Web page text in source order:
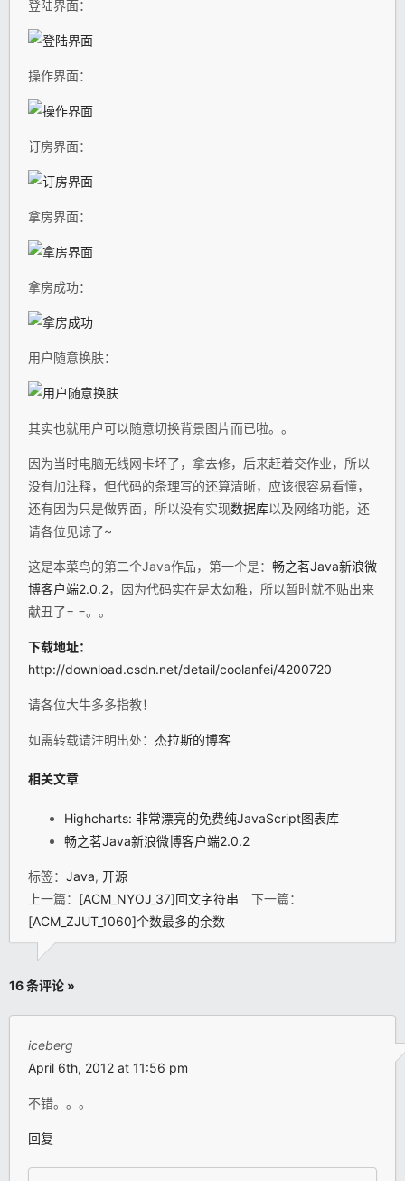
登陆界面：
操作界面：
订房界面：
拿房界面：
拿房成功：
用户随意换肤：
其实也就用户可以随意切换背景图片而已啦。。
因为当时电脑无线网卡坏了，拿去修，后来赶着交作业，所以
没有加注释，但代码的条理写的还算清晰，应该很容易看懂，
还有因为只是做界面，所以没有实现数据库以及网络功能，还
请各位见谅了~
这是本菜鸟的第二个Java作品，第一个是： 畅之茗Java新浪微
博客户端2.0.2，因为代码实在是太幼稚，所以暂时就不贴出来
献丑了= =。。
下载地址：
http://download.csdn.net/detail/coolanfei/4200720
请各位大牛多多指教！
如需转载请注明出处： 杰拉斯的博客
相关文章
Highcharts: 非常漂亮的免费纯JavaScript图表库
畅之茗Java新浪微博客户端2.0.2
标签： Java, 开源
上一篇： [ACM_NYOJ_37]回文字符串 下一篇：
[ACM_ZJUT_1060]个数最多的余数
16 条评论 »
iceberg
April 6th, 2012 at 11:56 pm
不错。。。
回复